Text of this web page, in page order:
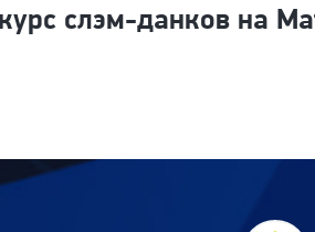
слэм-данков на